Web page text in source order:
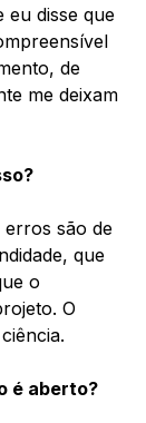
eu disse que
de
me deixam
erros são de
que
o
O
é aberto?